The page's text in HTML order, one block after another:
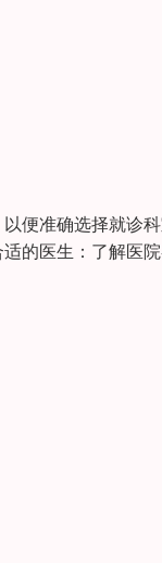
便准确选择就诊
的医生：了解医